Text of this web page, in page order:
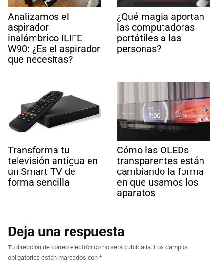
Analizamos el
aspirador
inalámbrico ILIFE
W90: ¿Es el aspirador
que necesitas?
¿Qué magia aportan
las computadoras
portátiles a las
personas?
Transforma tu
televisión antigua en
un Smart TV de
forma sencilla
Cómo las OLEDs
transparentes están
cambiando la forma
en que usamos los
aparatos
Deja una respuesta
Tu dirección de correo electrónico no será publicada. Los campos
obligatorios están marcados con *